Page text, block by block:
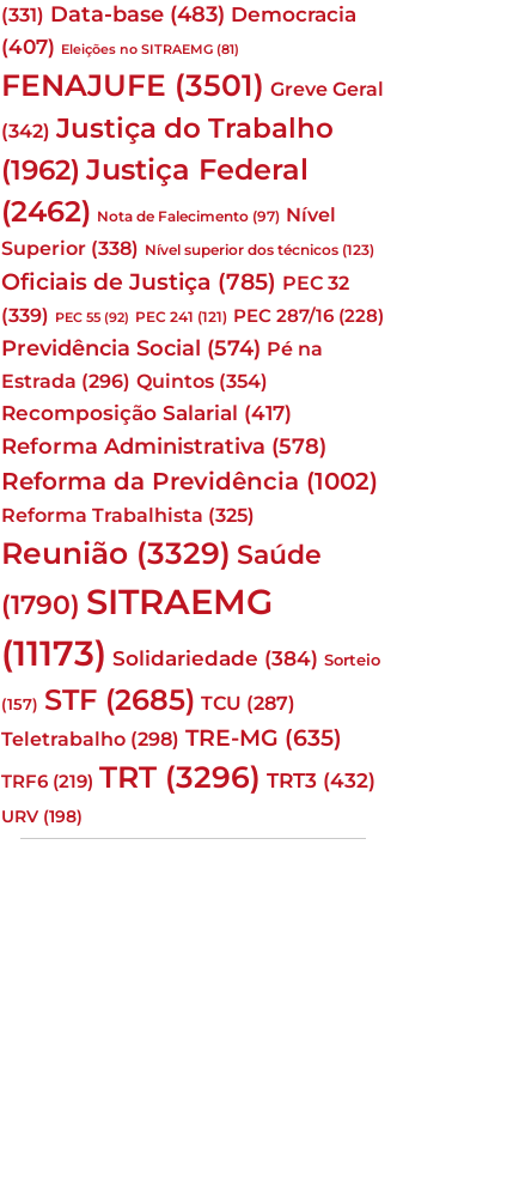
(331) Data-base (483) Democracia
(407) Eleições no SITRAEMG (81)
FENAJUFE (3501) Greve Geral
(342) Justiça do Trabalho
(1962) Justiça Federal
(2462) Nota de Falecimento (97) Nível
Superior (338) Nível superior dos técnicos (123)
Oficiais de Justiça (785) PEC 32
(339) PEC 55 (92) PEC 241 (121) PEC 287/16 (228)
Previdência Social (574) Pé na
Estrada (296) Quintos (354)
Recomposição Salarial (417)
Reforma Administrativa (578)
Reforma da Previdência (1002)
Reforma Trabalhista (325)
Reunião (3329) Saúde
(1790) SITRAEMG
(11173) Solidariedade (384) Sorteio
(157) STF (2685) TCU (287)
Teletrabalho (298) TRE-MG (635)
TRF6 (219) TRT (3296) TRT3 (432)
URV (198)